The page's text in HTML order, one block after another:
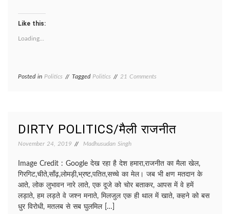
Like this:
Loading...
Posted in Politics Tagged Politics 21 Comments
DIRTY POLITICS/मैली राजनीत
November 24, 2019 Madhusudan Singh
Image Credit : Google देख रहा है देश हमारा,राजनीत का मैला खेल,
गिरगिट,चीते,साँढ़,लोमड़ी,भ्रष्ट,पतित,सच्चे का मेल। जब भी क्षण मतदान के
आते, लोक लुभावन नारे लाते, एक दूजे को चोर बताकर, आपस में वे हमें
लड़ाते, हम लड़ते वे जश्न मनाते, मिलजुल एक ही थाल में खाते, कहने को बस
धुर विरोधी, मतलब से सब घुलमिल […]